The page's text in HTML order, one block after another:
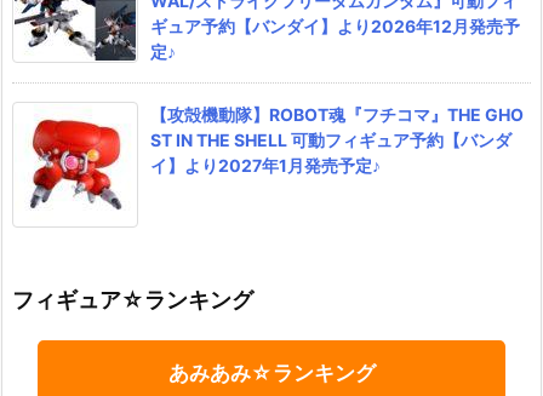
ギュア予約【バンダイ】より2026年12月発売予
定♪
【攻殻機動隊】ROBOT魂『フチコマ』THE GHO
ST IN THE SHELL 可動フィギュア予約【バンダ
イ】より2027年1月発売予定♪
フィギュア☆ランキング
あみあみ☆ランキング